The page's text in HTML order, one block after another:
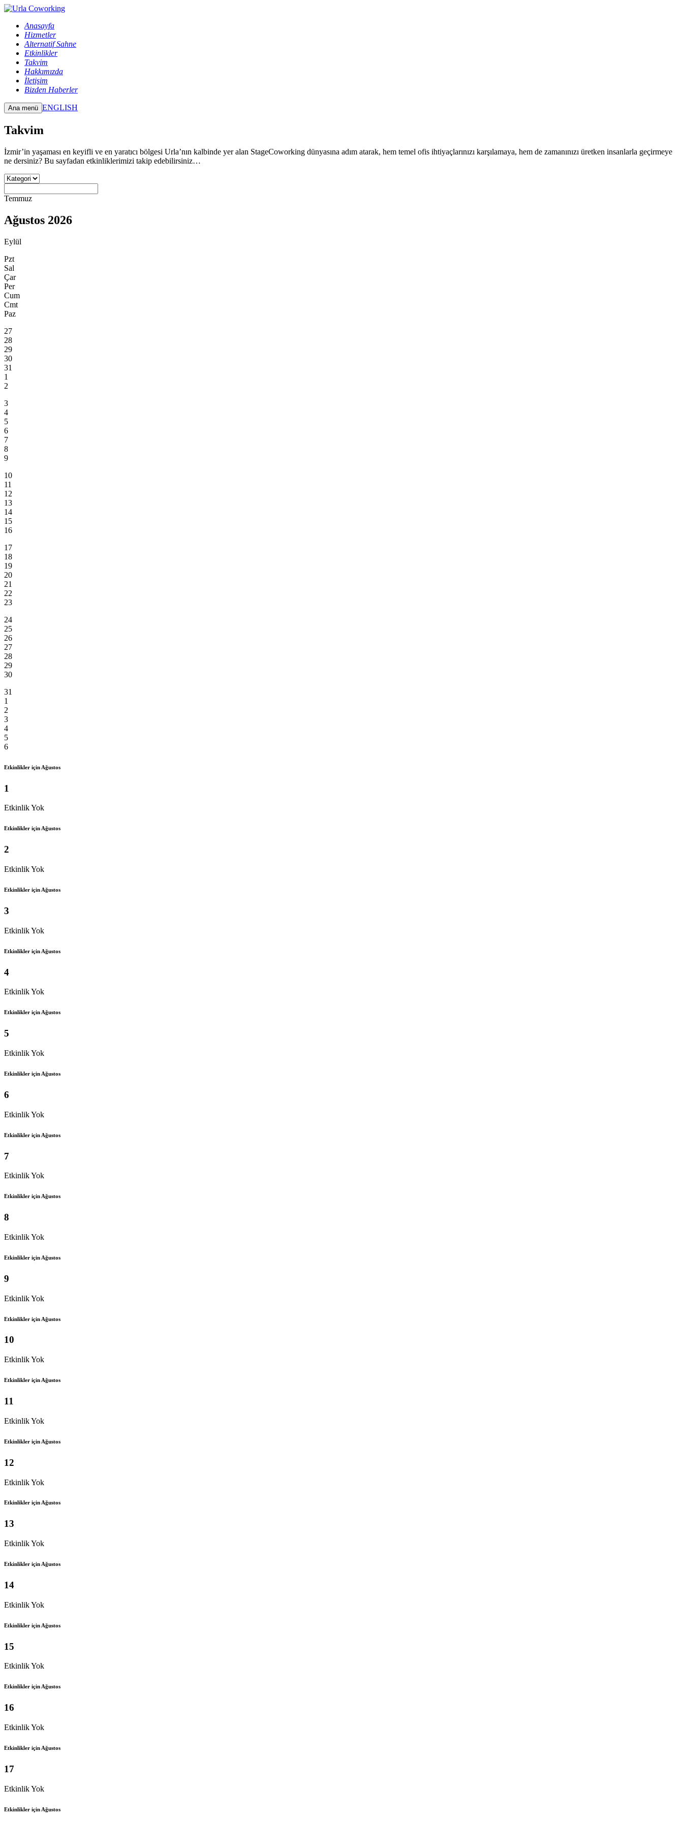
Anasayfa
Hizmetler
Alternatif Sahne
Etkinlikler
Takvim
Hakkımızda
İletişim
Bizden Haberler
Ana menü ENGLISH
Takvim
İzmir’in yaşaması en keyifli ve en yaratıcı bölgesi Urla’nın kalbinde yer alan StageCoworking dünyasına adım atarak, hem temel ofis ihtiyaçlarınızı karşılamaya, hem de zamanınızı üretken insanlarla geçirmeye
ne dersiniz? Bu sayfadan etkinliklerimizi takip edebilirsiniz…
Temmuz
Ağustos 2026
Eylül
Pzt
Sal
Çar
Per
Cum
Cmt
Paz
27
28
29
30
31
1
2
3
4
5
6
7
8
9
10
11
12
13
14
15
16
17
18
19
20
21
22
23
24
25
26
27
28
29
30
31
1
2
3
4
5
6
Etkinlikler için Ağustos
1
Etkinlik Yok
Etkinlikler için Ağustos
2
Etkinlik Yok
Etkinlikler için Ağustos
3
Etkinlik Yok
Etkinlikler için Ağustos
4
Etkinlik Yok
Etkinlikler için Ağustos
5
Etkinlik Yok
Etkinlikler için Ağustos
6
Etkinlik Yok
Etkinlikler için Ağustos
7
Etkinlik Yok
Etkinlikler için Ağustos
8
Etkinlik Yok
Etkinlikler için Ağustos
9
Etkinlik Yok
Etkinlikler için Ağustos
10
Etkinlik Yok
Etkinlikler için Ağustos
11
Etkinlik Yok
Etkinlikler için Ağustos
12
Etkinlik Yok
Etkinlikler için Ağustos
13
Etkinlik Yok
Etkinlikler için Ağustos
14
Etkinlik Yok
Etkinlikler için Ağustos
15
Etkinlik Yok
Etkinlikler için Ağustos
16
Etkinlik Yok
Etkinlikler için Ağustos
17
Etkinlik Yok
Etkinlikler için Ağustos